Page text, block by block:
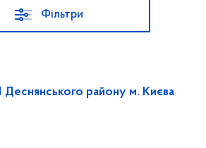
Фільтри
району м. Києва